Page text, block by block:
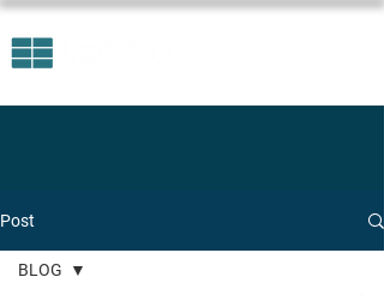
Post
BLOG